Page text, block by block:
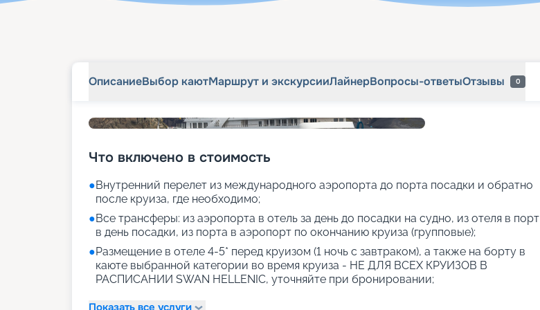
ОписаниеВыбор каютМаршрут и экскурсииЛайнерВопросы-ответыОтзывы 0
Что включено в стоимость
●Внутренний перелет из международного аэропорта до порта посадки и обратно
после круиза, где необходимо;
●Все трансферы: из аэропорта в отель за день до посадки на судно, из отеля в порт
в день посадки, из порта в аэропорт по окончанию круиза (групповые);
●Размещение в отеле 4-5* перед круизом (1 ночь с завтраком), а также на борту в
каюте выбранной категории во время круиза - НЕ ДЛЯ ВСЕХ КРУИЗОВ В
РАСПИСАНИИ SWAN HELLENIC, уточняйте при бронировании;
Показать все услуги